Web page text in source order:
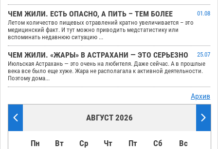
ЧЕМ ЖИЛИ. ЕСТЬ ОПАСНО, А ПИТЬ – ТЕМ БОЛЕЕ
01.08
Летом количество пищевых отравлений кратно увеличивается – это
медицинский факт. И тут можно приводить медстатистику или
вспоминать недавнюю ситуацию ...
ЧЕМ ЖИЛИ. «ЖАРЫ» В АСТРАХАНИ — ЭТО СЕРЬЕЗНО
25.07
Июльская Астрахань — это очень на любителя. Даже сейчас. А в прошлые
века все было еще хуже. Жара не располагала к активной деятельности.
Поэтому дома...
Архив
АВГУСТ 2026
Пн Вт Ср Чт Пт Сб Вс